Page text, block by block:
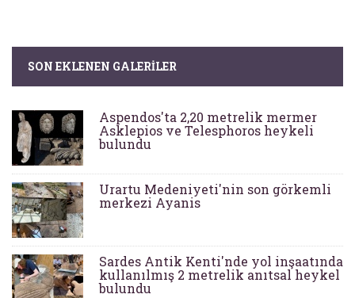
SON EKLENEN GALERILER
Aspendos'ta 2,20 metrelik mermer
Asklepios ve Telesphoros heykeli
bulundu
Urartu Medeniyeti'nin son görkemli
merkezi Ayanis
Sardes Antik Kenti'nde yol inşaatında
kullanılmış 2 metrelik anıtsal heykel
bulundu